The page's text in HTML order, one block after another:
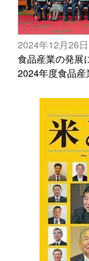
2024年12月26日
食品産業の発展
2024年度食品産